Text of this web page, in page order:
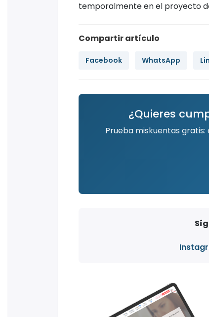
temporalmente en el proyecto
Compartir artículo
Facebook WhatsApp
¿Quieres
Prueba miskuentas